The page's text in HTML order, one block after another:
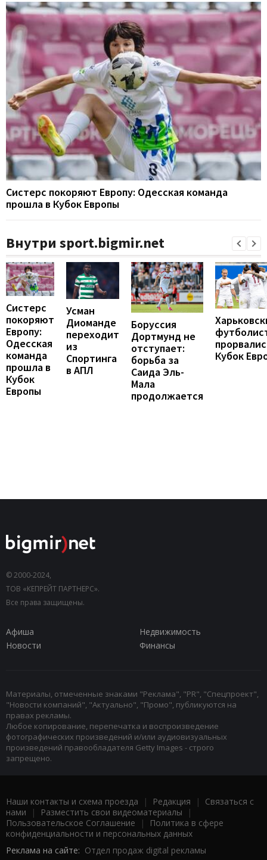
Систерс покоряют Европу: Одесская команда
прошла в Кубок Европы
Внутри sport.bigmir.net
Систерс
покоряют
Европу:
Одесская
команда
прошла в
Кубок
Европы
Усман
Диоманде
переходит
из
Спортинга
в АПЛ
Боруссия
Дортмунд не
отступает:
борьба за
Саида Эль-
Мала
продолжается
Кубок
© 2000-2024,
ТОВ «КЕПРЕЙТ ПАРТНЕРС».
Все права защищены.
Афиша
Недвижимость
Новости
Финансы
Материалы, отмеченные знаками "Реклама", "PR", "Спецпроект",
"Новости компаний", "Актуально", "Промо", публикуются на
правах рекламы.
Любое копирование, перепечатка и воспроизведение
фотографических произведений и/или аудиовизуальных
произведений правообладателя Getty Images - строго
запрещено.
Наши контакты и схема проезда | Редакция | Связаться с
нами | Разместить свои видеоматериалы |
Пользовательское Соглашение |
Политика в сфере
конфиденциальности и персональных данных
Реклама на сайте: Отдел продаж digital рекламы